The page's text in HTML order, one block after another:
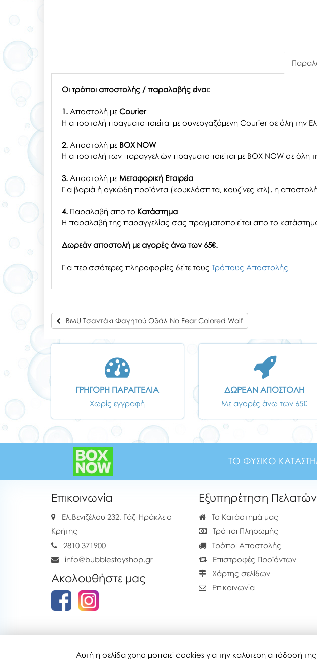
Οι τρόποι αποστολής / παραλαβής είναι:
1. Αποστολή με Courier
Η αποστολή πραγματοποιείται με συνεργαζόμενη Courier σε όλη την
2. Αποστολή με BOX NOW
Η αποστολή των παραγγελιών πραγματοποιείται με BOX NOW σε όλη
3. Αποστολή με Μεταφορική Εταιρεία
Για βαριά ή ογκώδη προϊόντα (κουκλόσπιτα, κουζίνες κτλ), η αποστολή
4. Παραλαβή απο το Κατάστημα
H παραλαβή της παραγγελίας σας πραγματοποιείται απο το
Δωρεάν αποστολή με αγορές άνω των 65€.
Για περισσότερες πληροφορίες δείτε τους Τρόπους Αποστολής
BMU Τσαντάκι Φαγητού Οβάλ No Fear Colored Wolf
ΓΡΗΓΟΡΗ ΠΑΡΑΓΓΕΛΙΑ
Χωρίς εγγραφή
ΔΩΡΕΑΝ ΑΠΟΣΤΟΛΗ
Με αγορές άνω των 65€
ΤΟ ΦΥΣΙΚΟ
Επικοινωνία
Ελ.Βενιζέλου 232, Γάζι Ηράκλειο
Κρήτης
2810 371900
info@bubblestoyshop.gr
Ακολουθήστε μας
Εξυπηρέτηση Πελατών
Το Κατάστημά μας
Τρόποι Πληρωμής
Τρόποι Αποστολής
Επιστροφές Προϊόντων
Χάρτης σελίδων
Επικοινωνία
bubblestoyshop.gr ©
Αυτή η σελίδα χρησιμοποιεί cookies για την καλύτερη απόδοσή